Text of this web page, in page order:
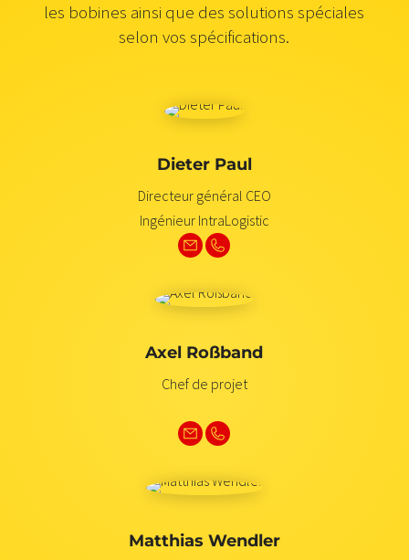
les bobines ainsi que des solutions spéciales
selon vos spécifications.
Dieter Paul
Directeur général CEO
Ingénieur IntraLogistic
Axel Roßband
Chef de projet
Matthias Wendler